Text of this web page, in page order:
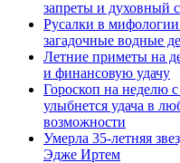
запреты и духовный
Русалки в
загадочные водные
Летние приметы на
и финансовую удачу
Гороскоп на неделю
улыбнется удача в
возможности
Умерла 35-летняя
Эдже Иртем